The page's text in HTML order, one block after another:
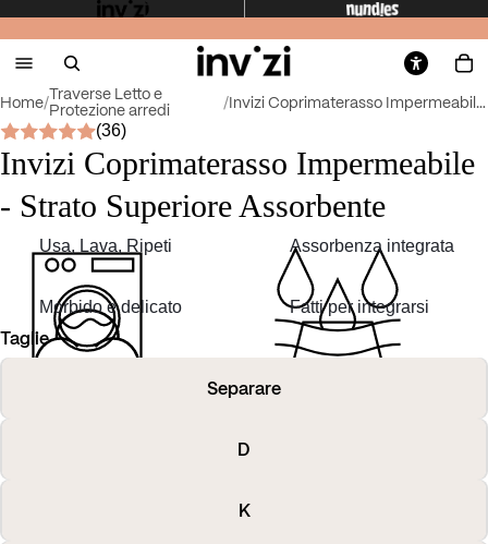
Home/
Traverse Letto e
Protezione arredi
/ Invizi Coprimaterasso Impermeabile - Strato Sup...
(36)
Invizi Coprimaterasso Impermeabile
- Strato Superiore Assorbente
Usa, Lava, Ripeti Assorbenza integrata
Morbido e delicato Fatti per integrarsi
Taglie
Separare
D
K